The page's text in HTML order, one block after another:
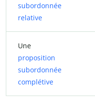
subordonnée
relative
Une
proposition
subordonnée
complétive